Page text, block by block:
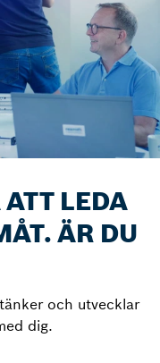
LEDA
ÄR DU
och utvecklar
dig.